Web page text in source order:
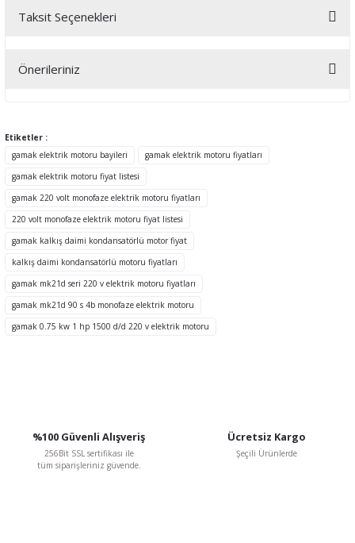
Bu ürüne ilk yorumu siz yapın!
Taksit Seçenekleri
Önerileriniz
tarafımıza iletebilirsiniz.
Görüş ve önerileriniz için teşekkür ederiz.
Ürün açıklamasında eksik bilgiler bulunuyor.
Ürün bilgilerinde hatalar bulunuyor.
Ürün fiyatı diğer sitelerden daha pahalı.
Bu ürüne benzer farklı alternatifler olmalı.
Etiketler :
gamak elektrik motoru bayileri
gamak elektrik motoru fiyatları
gamak elektrik motoru fiyat listesi
gamak 220 volt monofaze elektrik motoru fiyatları
220 volt monofaze elektrik motoru fiyat listesi
gamak kalkış daimi kondansatörlü motor fiyat
kalkış daimi kondansatörlü motoru fiyatları
gamak mk21d seri 220 v elektrik motoru fiyatları
gamak mk21d 90 s 4b monofaze elektrik motoru
gamak 0.75 kw 1 hp 1500 d/d 220 v elektrik motoru
%100 Güvenli Alışveriş
256Bit SSL sertifikası ile
tüm siparişleriniz güvende.
Ücretsiz Kargo
Şeçili Ürünlerde